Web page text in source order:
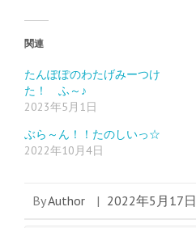
関連
たんぽぽのわたげみーつけ
た！ ふ～♪
2023年5月1日
ぶら～ん！！たのしいっ☆
2022年10月4日
ByAuthor | 2022年5月17日